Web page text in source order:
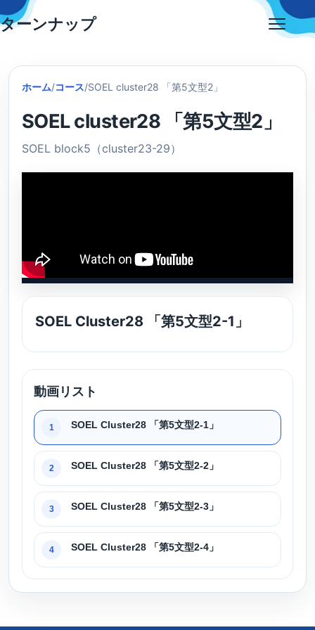
Skip
to
ターンナップ
ホーム/コース/SOEL cluster28 「第5文型2」
SOEL cluster28 「第5文型2」
SOEL block5（cluster23-29）
SOEL Cluster28 「第5文型2-1」
動画リスト
1 SOEL Cluster28 「第5文型2-1」
2 SOEL Cluster28 「第5文型2-2」
3 SOEL Cluster28 「第5文型2-3」
4 SOEL Cluster28 「第5文型2-4」